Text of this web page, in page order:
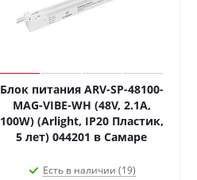
Блок питания ARV-SP-48100-
MAG-VIBE-WH (48V, 2.1A,
100W) (Arlight, IP20 Пластик,
5 лет) 044201 в Самаре
Есть в наличии (19)